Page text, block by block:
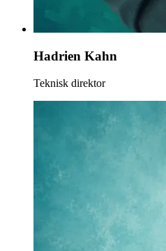
Hadrien Kahn
Teknisk direktor